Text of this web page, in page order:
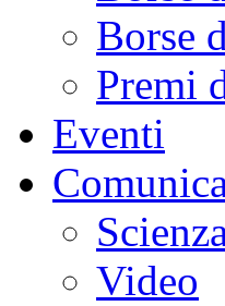
Borse
Premi
Eventi
Video